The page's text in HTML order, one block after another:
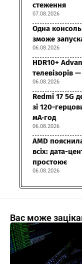
стеження
07.08.2026
Одна
зможе
06.08.2026
HDR10+
телевізорів
06.08.2026
Redmi 17 5G
зі 120-
мА·год
06.08.2026
AMD
всіх: дата-
простоює
06.08.2026
Вас може